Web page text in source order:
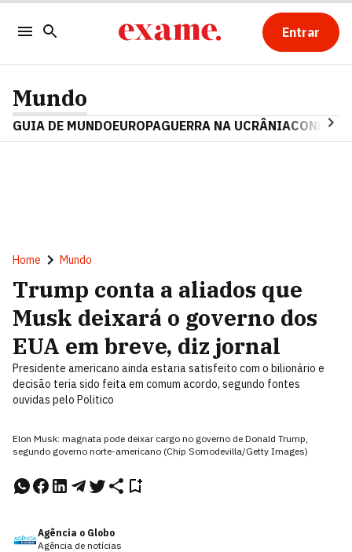
Entrar
Mundo
GUIA DE MUNDOEUROPAGUERRA NA UCRÂNIA
Home Mundo
Trump conta a aliados que
Musk deixará o governo dos
EUA em breve, diz jornal
Presidente americano ainda estaria satisfeito com o bilionário e
decisão teria sido feita em comum acordo, segundo fontes
ouvidas pelo Politico
Elon Musk: magnata pode deixar cargo no governo de Donald Trump,
segundo governo norte-americano (Chip Somodevilla/Getty Images)
Agência o Globo
Agência de notícias